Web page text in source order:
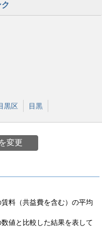
黒区 目黒
変更
料（共益費を含む）の平均
値と比較した結果を表して